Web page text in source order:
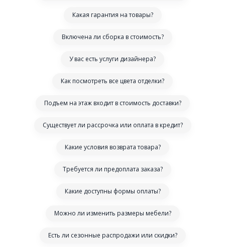
Какая гарантия на товары?
Включена ли сборка в стоимость?
У вас есть услуги дизайнера?
Как посмотреть все цвета отделки?
Подъем на этаж входит в стоимость доставки?
Существует ли рассрочка или оплата в кредит?
Какие условия возврата товара?
Требуется ли предоплата заказа?
Какие доступны формы оплаты?
Можно ли изменить размеры мебели?
Есть ли сезонные распродажи или скидки?